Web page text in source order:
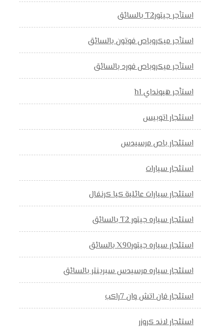
استأجر جيتورT2 بالسائق
استأجر ميكروباص فوتون بالسائق
استأجر ميكروباص فورد بالسائق
استأجر هيونداي h1
استئجار اتوبيس
استئجار باص مرسيدس
استئجار سيارات
استئجار سيارات عائلية كيا كرنفال
استئجار سياره جيتور T2 بالسائق
استئجار سياره جيتورX90 بالسائق
استئجار سياره مرسيدس سبرينتر بالسائق
استئجار فان اتش وان 7راكب
استئجار لاند كروزر